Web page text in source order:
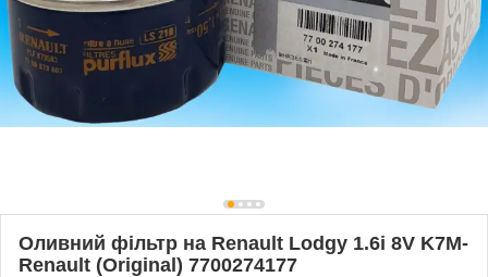
Оливний фільтр на Renault Lodgy 1.6i 8V K7M-
Renault (Original) 7700274177